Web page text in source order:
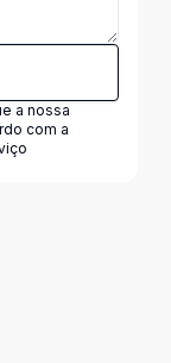
a nossa
com a